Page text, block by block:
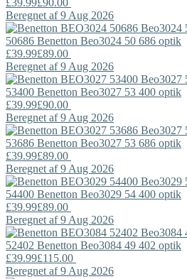
Beregnet af 9 Aug 2026
50686 Benetton Beo3024 50 686 optik
£39.99£89.00
Beregnet af 9 Aug 2026
53400 Benetton Beo3027 53 400 optik
£39.99£90.00
Beregnet af 9 Aug 2026
53686 Benetton Beo3027 53 686 optik
£39.99£89.00
Beregnet af 9 Aug 2026
54400 Benetton Beo3029 54 400 optik
£39.99£89.00
Beregnet af 9 Aug 2026
52402 Benetton Beo3084 49 402 optik
£39.99£115.00
Beregnet af 9 Aug 2026